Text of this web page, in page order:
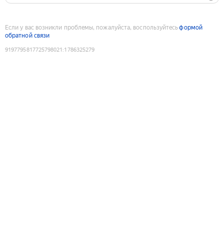
Если у вас возникли проблемы, пожалуйста, воспользуйтесьформой
обратной связи
9197795817725798021 :1786325279